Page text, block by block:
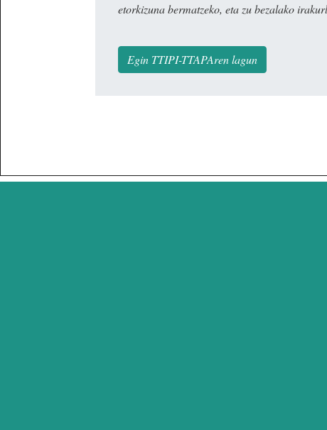
etorkizuna bermatzeko, eta zu bezalako
Egin TTIPI-TTAPAren lagun